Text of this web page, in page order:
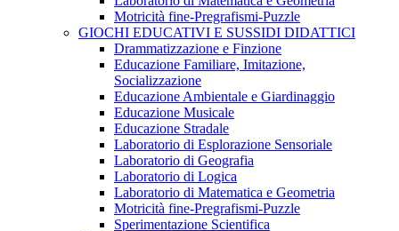
Motricità fine-Pregrafismi-Puzzle
GIOCHI EDUCATIVI E SUSSIDI DIDATTICI
Drammatizzazione e Finzione
Educazione Familiare, Imitazione,
Socializzazione
Educazione Ambientale e Giardinaggio
Educazione Musicale
Educazione Stradale
Laboratorio di Esplorazione Sensoriale
Laboratorio di Geografia
Laboratorio di Logica
Laboratorio di Matematica e Geometria
Motricità fine-Pregrafismi-Puzzle
Sperimentazione Scientifica